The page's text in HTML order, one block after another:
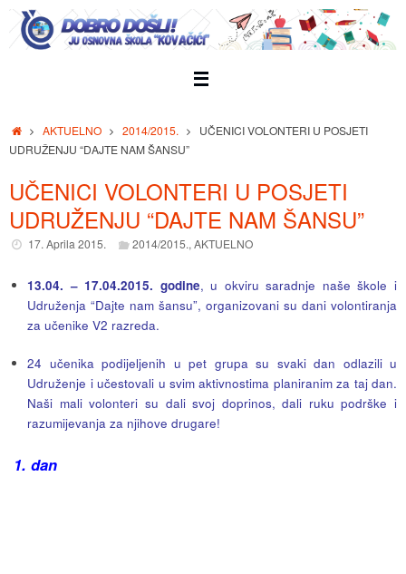
Skip
content
HomeAKTUELNO 2014/2015.
UČENICI VOLONTERI U POSJETI
UDRUŽENJU “DAJTE NAM ŠANSU”
UČENICI VOLONTERI U POSJETI
UDRUŽENJU “DAJTE NAM ŠANSU”
17. Aprila 2015. 2014/2015.,AKTUELNO
13.04. – 17.04.2015. godine, u okviru saradnje naše škole i
Udruženja “Dajte nam šansu”, organizovani su dani volontiranja
za učenike V2 razreda.
24 učenika podijeljenih u pet grupa su svaki dan odlazili u
Udruženje i učestovali u svim aktivnostima planiranim za taj dan.
Naši mali volonteri su dali svoj doprinos, dali ruku podrške i
razumijevanja za njihove drugare!
1. dan